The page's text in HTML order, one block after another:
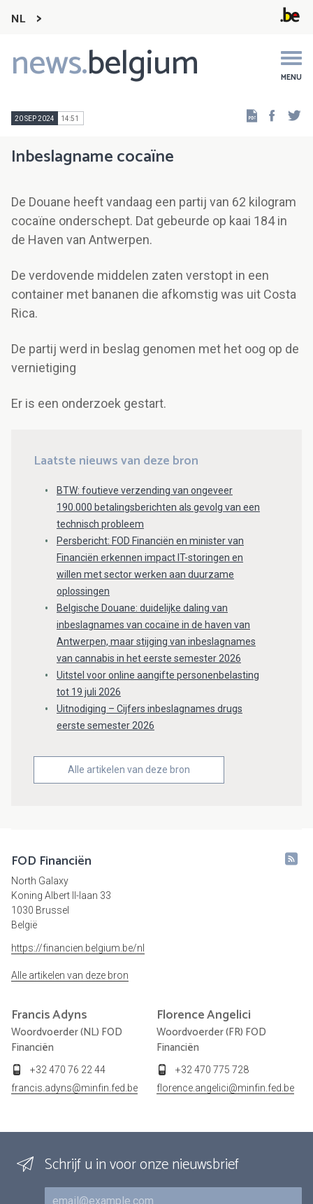
NL
news.belgium MENU
Main
navigation
20 SEP 2024 14:51
Inbeslagname cocaïne
De Douane heeft vandaag een partij van 62 kilogram
cocaïne onderschept. Dat gebeurde op kaai 184 in
de Haven van Antwerpen.
De verdovende middelen zaten verstopt in een
container met bananen die afkomstig was uit Costa
Rica.
De partij werd in beslag genomen met het oog op de
vernietiging
Er is een onderzoek gestart.
Laatste nieuws van deze bron
BTW: foutieve verzending van ongeveer
190.000 betalingsberichten als gevolg van een
technisch probleem
Persbericht: FOD Financiën en minister van
Financiën erkennen impact IT-storingen en
willen met sector werken aan duurzame
oplossingen
Belgische Douane: duidelijke daling van
inbeslagnames van cocaïne in de haven van
Antwerpen, maar stijging van inbeslagnames
van cannabis in het eerste semester 2026
Uitstel voor online aangifte personenbelasting
tot 19 juli 2026
Uitnodiging – Cijfers inbeslagnames drugs
eerste semester 2026
Alle artikelen van deze bron
FOD Financiën
North Galaxy
Koning Albert II-laan 33
1030 Brussel
België
https://financien.belgium.be/nl
Alle artikelen van deze bron
FrancisAdyns
Woordvoerder (NL) FOD
Financiën
+32 470 76 22 44
francis.adyns@minfin.fed.be
FlorenceAngelici
Woordvoerder (FR) FOD
Financiën
+32 470 775 728
florence.angelici@minfin.fed.be
Schrijf u in voor onze nieuwsbrief
E-mail